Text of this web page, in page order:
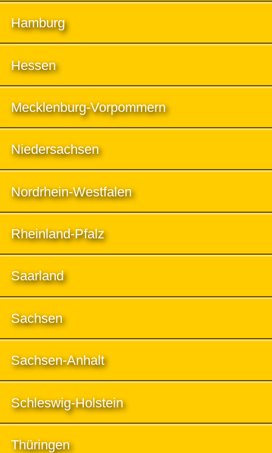
Hamburg
Hessen
Mecklenburg-Vorpommern
Niedersachsen
Nordrhein-Westfalen
Rheinland-Pfalz
Saarland
Sachsen
Sachsen-Anhalt
Schleswig-Holstein
Thüringen